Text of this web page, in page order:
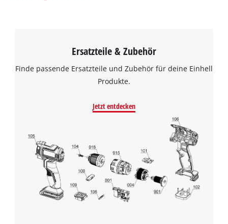
Ersatzteile & Zubehör
Finde passende Ersatzteile und Zubehör für deine Einhell
Produkte.
Jetzt entdecken